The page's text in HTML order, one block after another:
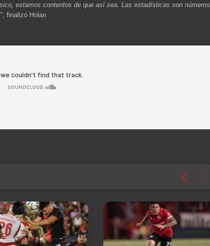
estamos contentos de que así sea. Las estadísticas son números
finalizó Holan